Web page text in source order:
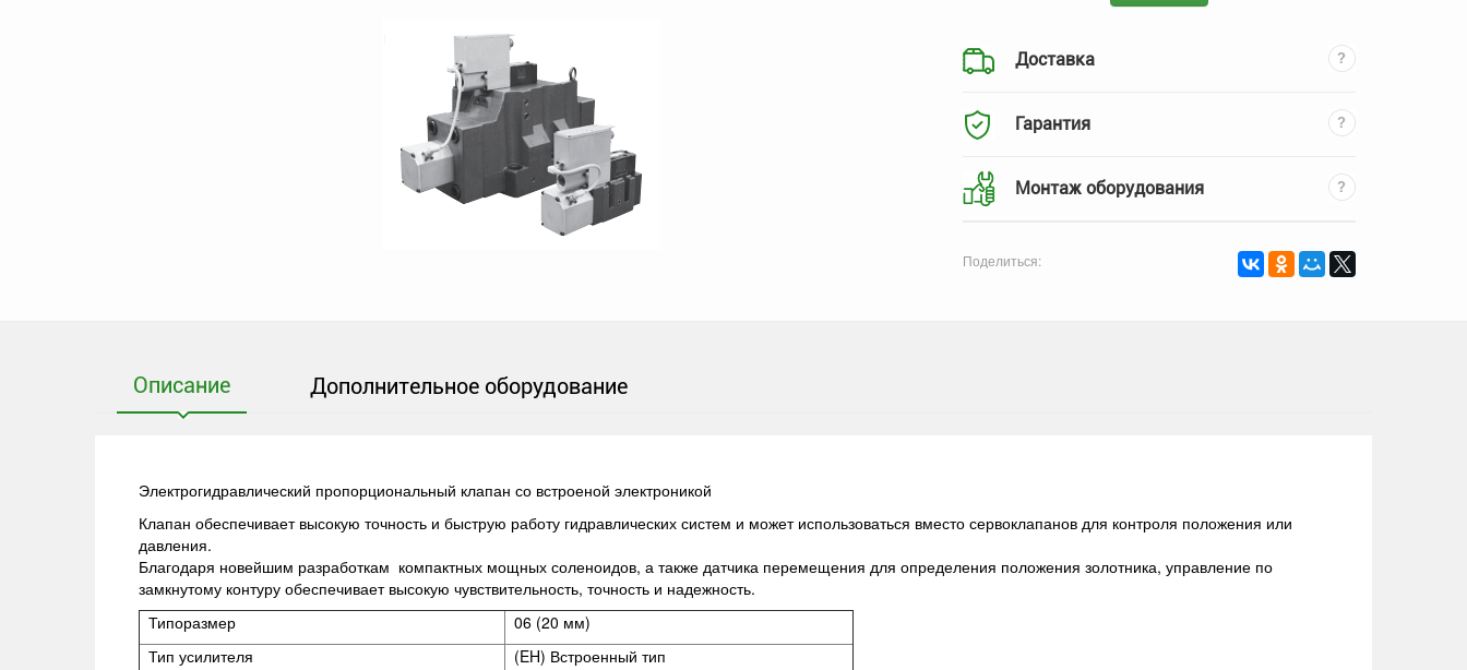
Доставка
Гарантия
Монтаж оборудования
Поделиться:
Описание Дополнительное оборудование
Электрогидравлический пропорциональный клапан со встроеной электроникой
Клапан обеспечивает высокую точность и быструю работу гидравлических систем и может использоваться вместо сервоклапанов для контроля положения или
давления.
Благодаря новейшим разработкам компактных мощных соленоидов, а также датчика перемещения для определения положения золотника, управление по
замкнутому контуру обеспечивает высокую чувствительность, точность и надежность.
Типоразмер
06 (20 мм)
Тип усилителя
(EH) Встроенный тип